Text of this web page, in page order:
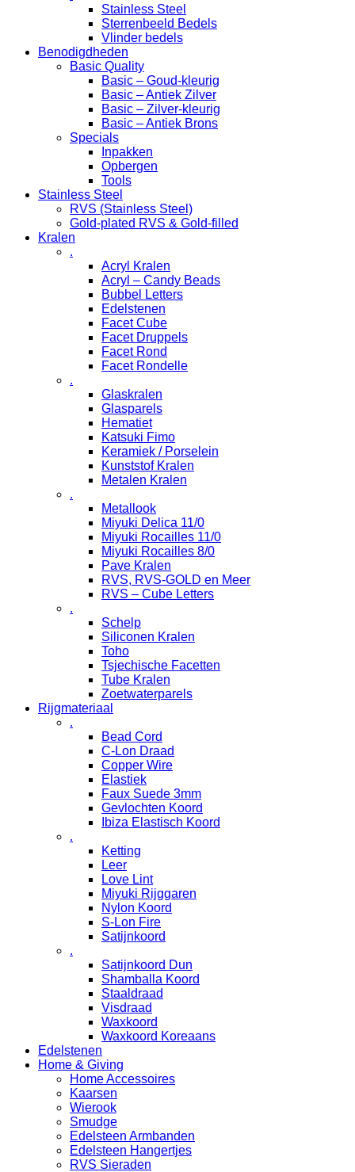
Stainless Steel
Sterrenbeeld Bedels
Vlinder bedels
Benodigdheden
Basic Quality
Basic – Goud-kleurig
Basic – Antiek Zilver
Basic – Zilver-kleurig
Basic – Antiek Brons
Specials
Inpakken
Opbergen
Tools
Stainless Steel
RVS (Stainless Steel)
Gold-plated RVS & Gold-filled
Kralen
.
Acryl Kralen
Acryl – Candy Beads
Bubbel Letters
Edelstenen
Facet Cube
Facet Druppels
Facet Rond
Facet Rondelle
.
Glaskralen
Glasparels
Hematiet
Katsuki Fimo
Keramiek / Porselein
Kunststof Kralen
Metalen Kralen
.
Metallook
Miyuki Delica 11/0
Miyuki Rocailles 11/0
Miyuki Rocailles 8/0
Pave Kralen
RVS, RVS-GOLD en Meer
RVS – Cube Letters
.
Schelp
Siliconen Kralen
Toho
Tsjechische Facetten
Tube Kralen
Zoetwaterparels
Rijgmateriaal
.
Bead Cord
C-Lon Draad
Copper Wire
Elastiek
Faux Suede 3mm
Gevlochten Koord
Ibiza Elastisch Koord
.
Ketting
Leer
Love Lint
Miyuki Rijggaren
Nylon Koord
S-Lon Fire
Satijnkoord
.
Satijnkoord Dun
Shamballa Koord
Staaldraad
Visdraad
Waxkoord
Waxkoord Koreaans
Edelstenen
Home & Giving
Home Accessoires
Kaarsen
Wierook
Smudge
Edelsteen Armbanden
Edelsteen Hangertjes
RVS Sieraden